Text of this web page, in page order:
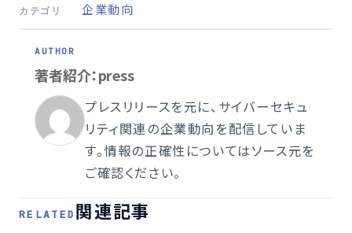
カテゴリ 企業動向
著者紹介：press
プレスリリースを元に、サイバーセキュ
リティ関連の企業動向を配信していま
す。情報の正確性についてはソース元を
ご確認ください。
RELATED 関連記事